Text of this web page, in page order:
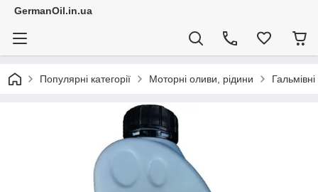
GermanOil.in.ua
Популярні категорії Моторні оливи, рідини Гальмівні